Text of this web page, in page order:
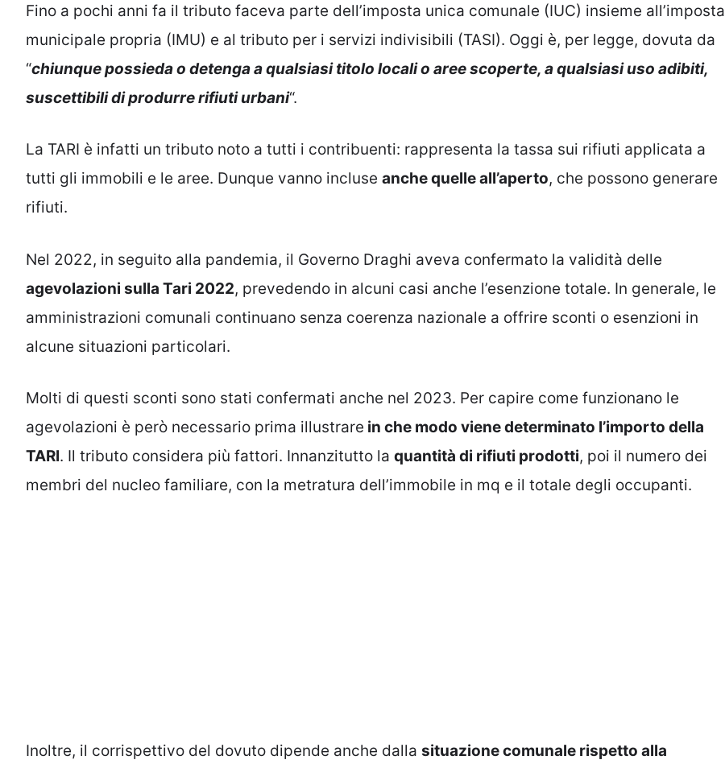
Fino a pochi anni fa il tributo faceva parte dell’imposta unica comunale (IUC) insieme all’imposta
municipale propria (IMU) e al tributo per i servizi indivisibili (TASI). Oggi è, per legge, dovuta da
“chiunque possieda o detenga a qualsiasi titolo locali o aree scoperte, a qualsiasi uso adibiti,
suscettibili di produrre rifiuti urbani“.
La TARI è infatti un tributo noto a tutti i contribuenti: rappresenta la tassa sui rifiuti applicata a
tutti gli immobili e le aree. Dunque vanno incluse anche quelle all’aperto, che possono generare
rifiuti.
Nel 2022, in seguito alla pandemia, il Governo Draghi aveva confermato la validità delle
agevolazioni sulla Tari 2022, prevedendo in alcuni casi anche l’esenzione totale. In generale, le
amministrazioni comunali continuano senza coerenza nazionale a offrire sconti o esenzioni in
alcune situazioni particolari.
Molti di questi sconti sono stati confermati anche nel 2023. Per capire come funzionano le
agevolazioni è però necessario prima illustrare in che modo viene determinato l’importo della
TARI. Il tributo considera più fattori. Innanzitutto la quantità di rifiuti prodotti, poi il numero dei
membri del nucleo familiare, con la metratura dell’immobile in mq e il totale degli occupanti.
Inoltre, il corrispettivo del dovuto dipende anche dalla situazione comunale rispetto alla